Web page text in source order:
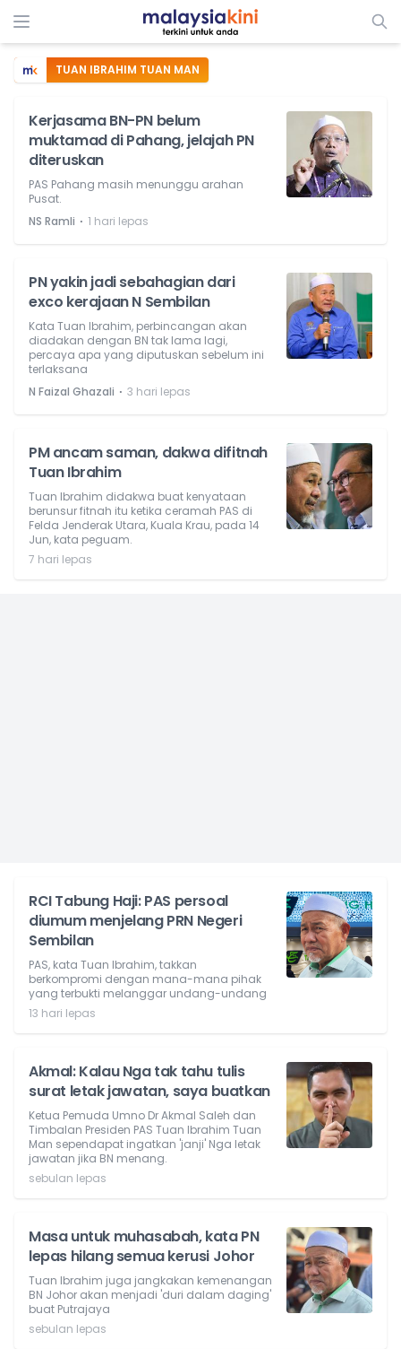
TUAN IBRAHIM TUAN MAN
Kerjasama BN-PN belum
muktamad di Pahang, jelajah PN
diteruskan
PAS Pahang masih menunggu arahan
Pusat.
NS Ramli ⋅ 1 hari lepas
PN yakin jadi sebahagian dari
exco kerajaan N Sembilan
Kata Tuan Ibrahim, perbincangan akan
diadakan dengan BN tak lama lagi,
percaya apa yang diputuskan sebelum ini
terlaksana
N Faizal Ghazali ⋅ 3 hari lepas
PM ancam saman, dakwa difitnah
Tuan Ibrahim
Tuan Ibrahim didakwa buat kenyataan
berunsur fitnah itu ketika ceramah PAS di
Felda Jenderak Utara, Kuala Krau, pada 14
Jun, kata peguam.
7 hari lepas
RCI Tabung Haji: PAS persoal
diumum menjelang PRN Negeri
Sembilan
PAS, kata Tuan Ibrahim, takkan
berkompromi dengan mana-mana pihak
yang terbukti melanggar undang-undang
13 hari lepas
Akmal: Kalau Nga tak tahu tulis
surat letak jawatan, saya buatkan
Ketua Pemuda Umno Dr Akmal Saleh dan
Timbalan Presiden PAS Tuan Ibrahim Tuan
Man sependapat ingatkan 'janji' Nga letak
jawatan jika BN menang.
sebulan lepas
Masa untuk muhasabah, kata PN
lepas hilang semua kerusi Johor
Tuan Ibrahim juga jangkakan kemenangan
BN Johor akan menjadi 'duri dalam daging'
buat Putrajaya
sebulan lepas